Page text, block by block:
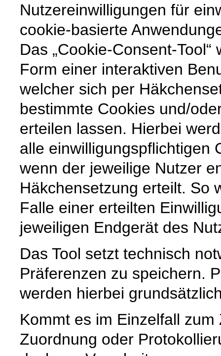
Nutzereinwilligungen für
cookie-basierte
Das „Cookie-Consent-
Form einer interaktiven
welcher sich per
bestimmte Cookies und/
erteilen lassen. Hierbei
alle einwilligungspflichtigen
wenn der jeweilige Nutzer
Häkchensetzung erteilt. So
Falle einer erteilten
jeweiligen Endgerät des
Das Tool setzt technisch
Präferenzen zu speichern.
werden hierbei
Kommt es im Einzelfall
Zuordnung oder